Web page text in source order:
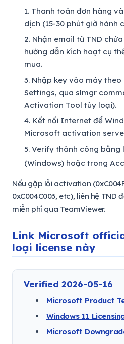
Thanh toán đơn hàng
dịch (15-30 phút giờ hành
Nhận email từ TND
hướng dẫn kích hoạt cụ
mua.
Nhập key vào máy theo
Settings, qua slmgr
Activation Tool tùy loại).
Kết nối Internet để
Microsoft activation
Verify thành công bằng
(Windows) hoặc trong
Nếu gặp lỗi activation
0xC004C003, etc), liên hệ TND
miễn phí qua TeamViewer.
Link Microsoft
loại license này
Verified 2026-05-16
Microsoft Product
Windows 11
Microsoft